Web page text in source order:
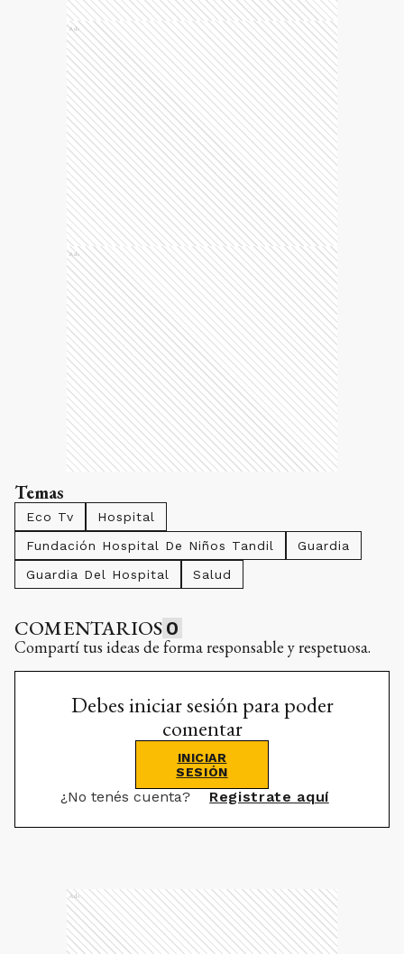
Ads
Ads
Temas
Eco Tv
Hospital
Fundación Hospital De Niños Tandil
Guardia
Guardia Del Hospital
Salud
COMENTARIOS 0
Compartí tus ideas de forma responsable y respetuosa.
Debes iniciar sesión para poder
comentar
INICIAR
SESIÓN
¿No tenés cuenta? Registrate aquí
Ads